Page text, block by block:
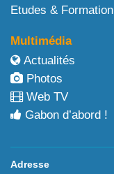
Etudes & Formation
Multimédia
Actualités
Photos
Web TV
Gabon d’abord !
Adresse